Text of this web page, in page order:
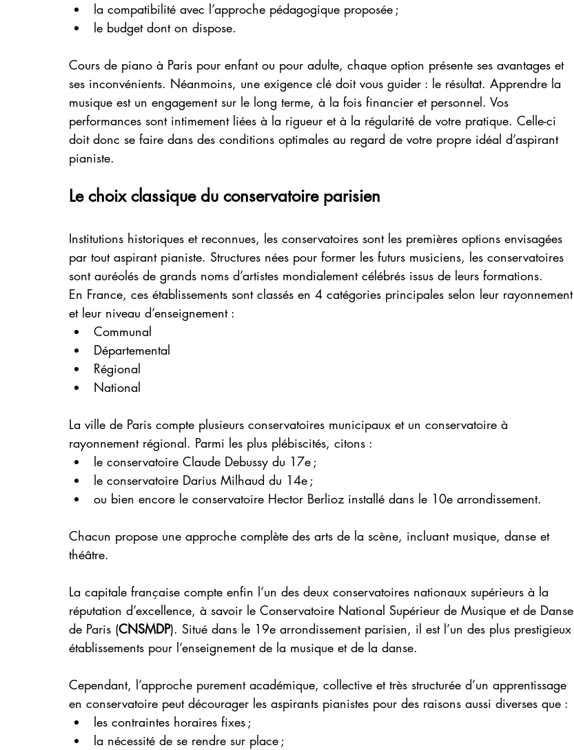
la compatibilité avec l’approche pédagogique proposée ;
le budget dont on dispose.
Cours de piano à Paris pour enfant ou pour adulte, chaque option présente ses avantages et
ses inconvénients. Néanmoins, une exigence clé doit vous guider : le résultat. Apprendre la
musique est un engagement sur le long terme, à la fois financier et personnel. Vos
performances sont intimement liées à la rigueur et à la régularité de votre pratique. Celle-ci
doit donc se faire dans des conditions optimales au regard de votre propre idéal d’aspirant
pianiste.
Le choix classique du conservatoire parisien
Institutions historiques et reconnues, les conservatoires sont les premières options envisagées
par tout aspirant pianiste. Structures nées pour former les futurs musiciens, les conservatoires
sont auréolés de grands noms d’artistes mondialement célébrés issus de leurs formations.
En France, ces établissements sont classés en 4 catégories principales selon leur rayonnement
et leur niveau d’enseignement :
Communal
Départemental
Régional
National
La ville de Paris compte plusieurs conservatoires municipaux et un conservatoire à
rayonnement régional. Parmi les plus plébiscités, citons :
le conservatoire Claude Debussy du 17e ;
le conservatoire Darius Milhaud du 14e ;
ou bien encore le conservatoire Hector Berlioz installé dans le 10e arrondissement.
Chacun propose une approche complète des arts de la scène, incluant musique, danse et
théâtre.
La capitale française compte enfin l’un des deux conservatoires nationaux supérieurs à la
réputation d’excellence, à savoir le Conservatoire National Supérieur de Musique et de Danse
de Paris (CNSMDP). Situé dans le 19e arrondissement parisien, il est l’un des plus prestigieux
établissements pour l’enseignement de la musique et de la danse.
Cependant, l’approche purement académique, collective et très structurée d’un apprentissage
en conservatoire peut décourager les aspirants pianistes pour des raisons aussi diverses que :
les contraintes horaires fixes ;
la nécessité de se rendre sur place ;